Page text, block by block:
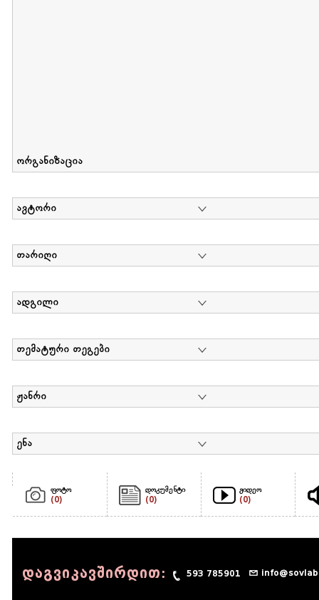
ორგანიზაცია
ავტორი
თარიღი
ადგილი
თემატური თეგები
ჟანრი
ენა
ფოტო
(0)
დოკუმენტი
(0)
ვიდეო
(0)
დაგვიკავშირდით: 593 785901